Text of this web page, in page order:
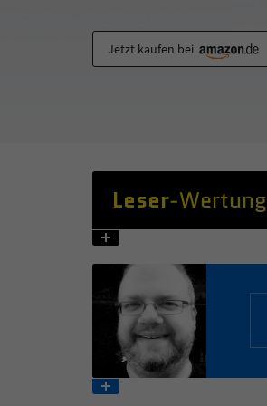
Jetzt kaufen bei
Leser-Wertung